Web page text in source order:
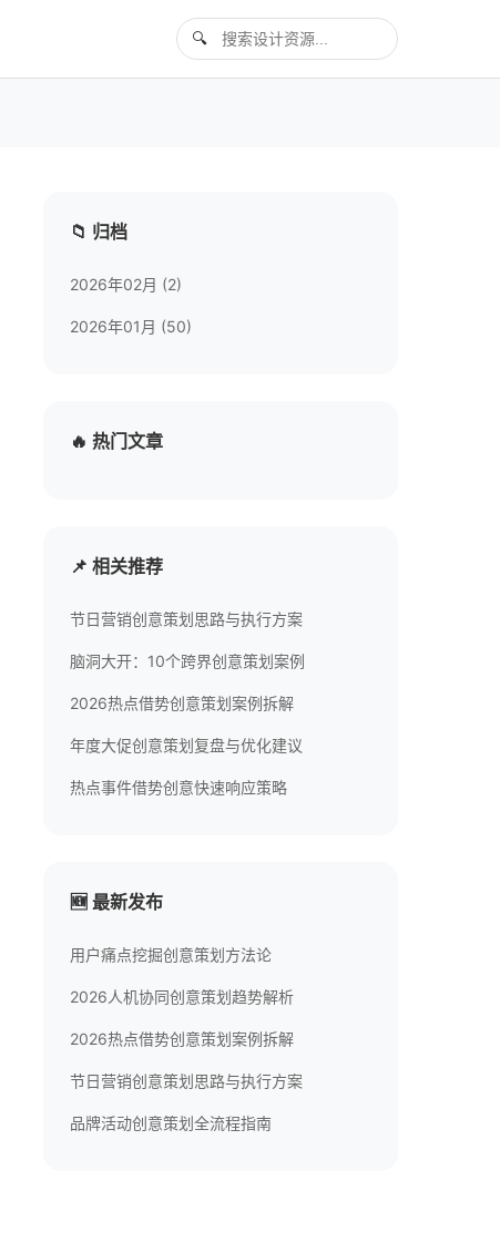
📁 归档
2026年02月 (2)
2026年01月 (50)
🔥 热门文章
📌 相关推荐
节日营销创意策划思路与执行方案
脑洞大开：10个跨界创意策划案例
2026热点借势创意策划案例拆解
年度大促创意策划复盘与优化建议
热点事件借势创意快速响应策略
🆕 最新发布
用户痛点挖掘创意策划方法论
2026人机协同创意策划趋势解析
2026热点借势创意策划案例拆解
节日营销创意策划思路与执行方案
品牌活动创意策划全流程指南